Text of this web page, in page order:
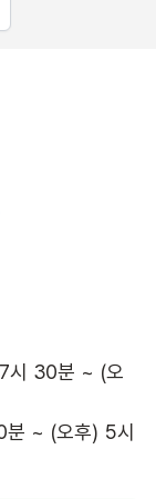
시 30분 ~ (오
~ (오후) 5시